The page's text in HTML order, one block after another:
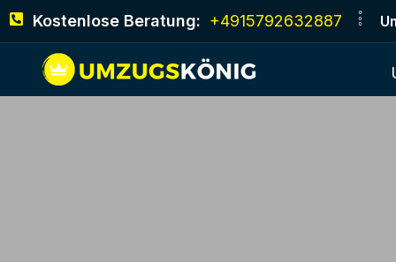
Kostenlose Beratung: +4915792632887